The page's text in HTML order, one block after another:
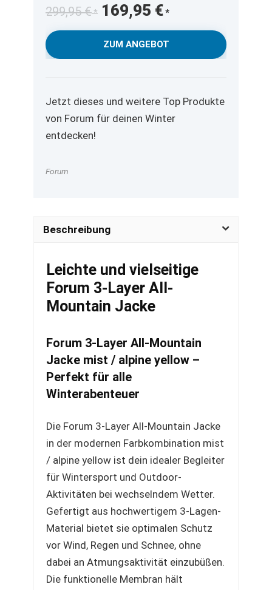
299,95€
Ursprünglicher
Preis
war:
299,95 €
169,95 € Aktueller
Preis
169,95 €.
ZUM ANGEBOT
Jetzt dieses und weitere Top Produkte
von Forum für deinen Winter
entdecken!
Forum
Beschreibung
Leichte und vielseitige
Forum 3-Layer All-
Mountain Jacke
Forum 3-Layer All-Mountain
Jacke mist / alpine yellow –
Perfekt für alle
Winterabenteuer
Die Forum 3-Layer All-Mountain Jacke
in der modernen Farbkombination mist
/ alpine yellow ist dein idealer Begleiter
für Wintersport und Outdoor-
Aktivitäten bei wechselndem Wetter.
Gefertigt aus hochwertigem 3-Lagen-
Material bietet sie optimalen Schutz
vor Wind, Regen und Schnee, ohne
dabei an Atmungsaktivität einzubüßen.
Die funktionelle Membran hält